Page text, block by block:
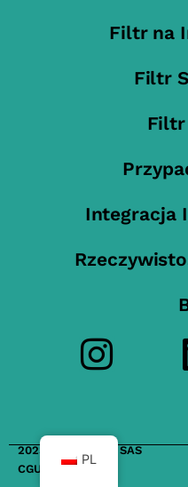
Filtr na
Filtr
Filtr
Integracja
2023 FilterMaker SAS
CGU
PL